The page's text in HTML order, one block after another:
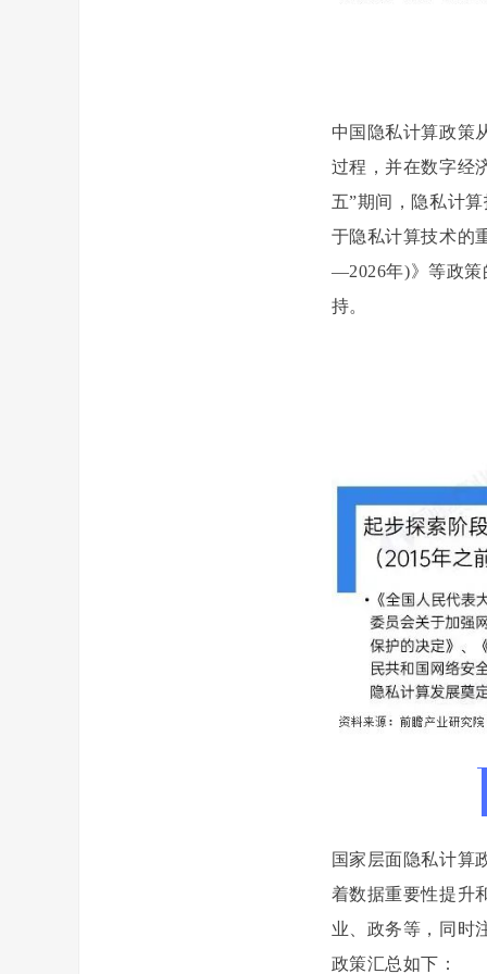
中国隐私计算政策
过程，并在数字经
五”期间，隐私计
于隐私计算技术的
—2026年)》等政策
持。
国家层面隐私计算
着数据重要性提升
业、政务等，同时
政策汇总如下：